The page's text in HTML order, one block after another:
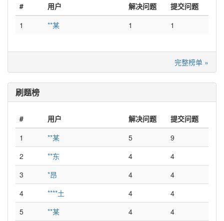
# 用户 解决问题
提交问题
1
**某 1 1
完整榜单 »
刷题榜
# 用户 解决问题
提交问题
1
**某 5
9
2
**东 4
4
3
*昂 4
4
4
****土 4
4
5
**某 4
4